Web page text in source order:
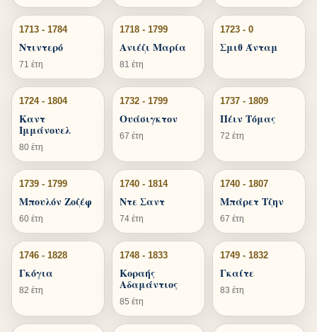
1713 - 1784
Ντιντερό
71 έτη
1718 - 1799
Ανιέζι Μαρία
81 έτη
1723 - 0
Σμιθ Άνταμ
1724 - 1804
Καντ
Ιμμάνουελ
80 έτη
1732 - 1799
Ουάσιγκτον
67 έτη
1737 - 1809
Πέιν Τόμας
72 έτη
1739 - 1799
Μπουλόν Ζοζέφ
60 έτη
1740 - 1814
Ντε Σαντ
74 έτη
1740 - 1807
Μπάρετ Τζην
67 έτη
1746 - 1828
Γκόγια
82 έτη
1748 - 1833
Κοραής
Αδαμάντιος
85 έτη
1749 - 1832
Γκαίτε
83 έτη